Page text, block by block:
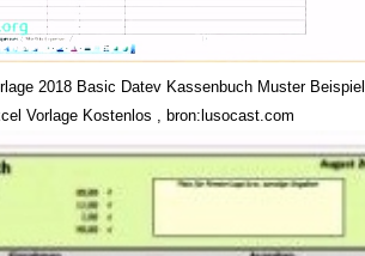
2018 Basic Datev Kassenbuch Muster Beispiel
Vorlage Kostenlos , bron:lusocast.com